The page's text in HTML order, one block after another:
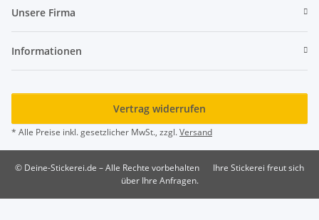
Unsere Firma
Informationen
Vertrag widerrufen
* Alle Preise inkl. gesetzlicher MwSt., zzgl.Versand
© Deine-Stickerei.de – Alle Rechte vorbehalten
Ihre Stickerei freut sich
über Ihre Anfragen.